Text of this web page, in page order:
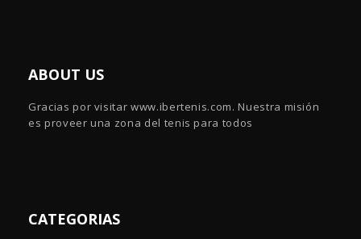
ABOUT US
Gracias por visitar www.ibertenis.com. Nuestra misión
es proveer una zona del tenis para todos
CATEGORIAS